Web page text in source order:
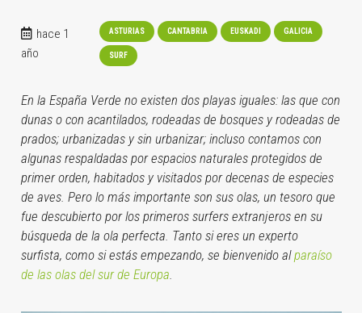
hace 1
año
ASTURIAS CANTABRIA EUSKADI GALICIA
SURF
En la España Verde no existen dos playas iguales: las que con
dunas o con acantilados, rodeadas de bosques y rodeadas de
prados; urbanizadas y sin urbanizar; incluso contamos con
algunas respaldadas por espacios naturales protegidos de
primer orden, habitados y visitados por decenas de especies
de aves. Pero lo más importante son sus olas, un tesoro que
fue descubierto por los primeros surfers extranjeros en su
búsqueda de la ola perfecta. Tanto si eres un experto
surfista, como si estás empezando, se bienvenido alparaíso
de las olas del sur de Europa